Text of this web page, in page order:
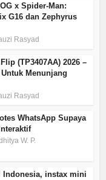
x Spider-Man:
G16 dan Zephyrus
Rasyad
(TP3407AA) 2026 –
Menunjang
Rasyad
WhatsApp Supaya
W. P.
Indonesia, instax mini